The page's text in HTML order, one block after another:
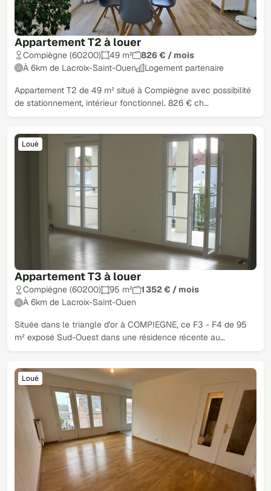
Appartement T2 à louer
Compiègne (60200) 49 m²
826 € / mois
À 6km de Lacroix-Saint-Ouen
Logement partenaire
Appartement T2 de 49 m² situé à Compiègne avec possibilité
de stationnement, intérieur fonctionnel. 826 € ch…
Appartement T3 à louer
Loué
Compiègne (60200) 95 m²
1 352 € / mois
À 6km de Lacroix-Saint-Ouen
Située dans le triangle d'or à COMPIEGNE, ce F3 - F4 de 95
m² exposé Sud-Ouest dans une résidence récente au…
Loué